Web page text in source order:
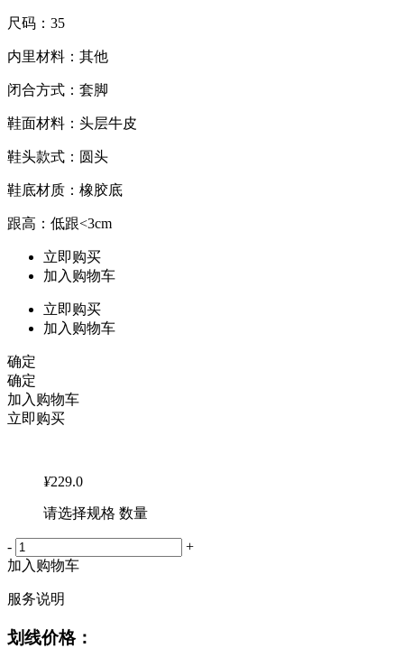
尺码：35
内里材料：其他
闭合方式：套脚
鞋面材料：头层牛皮
鞋头款式：圆头
鞋底材质：橡胶底
跟高：低跟<3cm
立即购买
加入购物车
立即购买
加入购物车
确定
确定
加入购物车
立即购买
¥229.0
请选择规格 数量
-
+
加入购物车
服务说明
划线价格：